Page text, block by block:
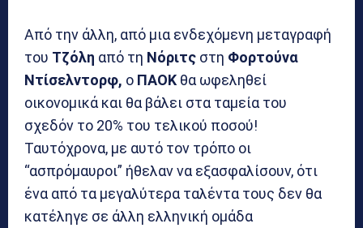
Από την άλλη, από μια ενδεχόμενη μεταγραφή
του Τζόλη από τη Νόριτς στη Φορτούνα
Ντίσελντορφ, ο ΠΑΟΚ θα ωφεληθεί
οικονομικά και θα βάλει στα ταμεία του
σχεδόν το 20% του τελικού ποσού!
Ταυτόχρονα, με αυτό τον τρόπο οι
“ασπρόμαυροι” ήθελαν να εξασφαλίσουν, ότι
ένα από τα μεγαλύτερα ταλέντα τους δεν θα
κατέληγε σε άλλη ελληνική ομάδα